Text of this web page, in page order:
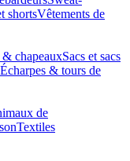
shortsVêtements de
& chapeauxSacs et sacs
Écharpes & tours de
de
Textiles